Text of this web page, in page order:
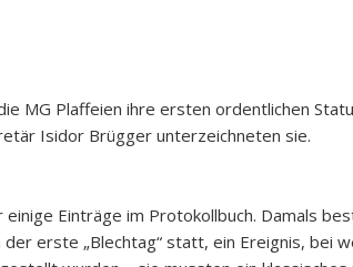
MG Plaffeien ihre ersten ordentlichen
Isidor Brügger unterzeichneten sie.
Einträge im Protokollbuch. Damals
erste „Blechtag“ statt, ein Ereignis, bei